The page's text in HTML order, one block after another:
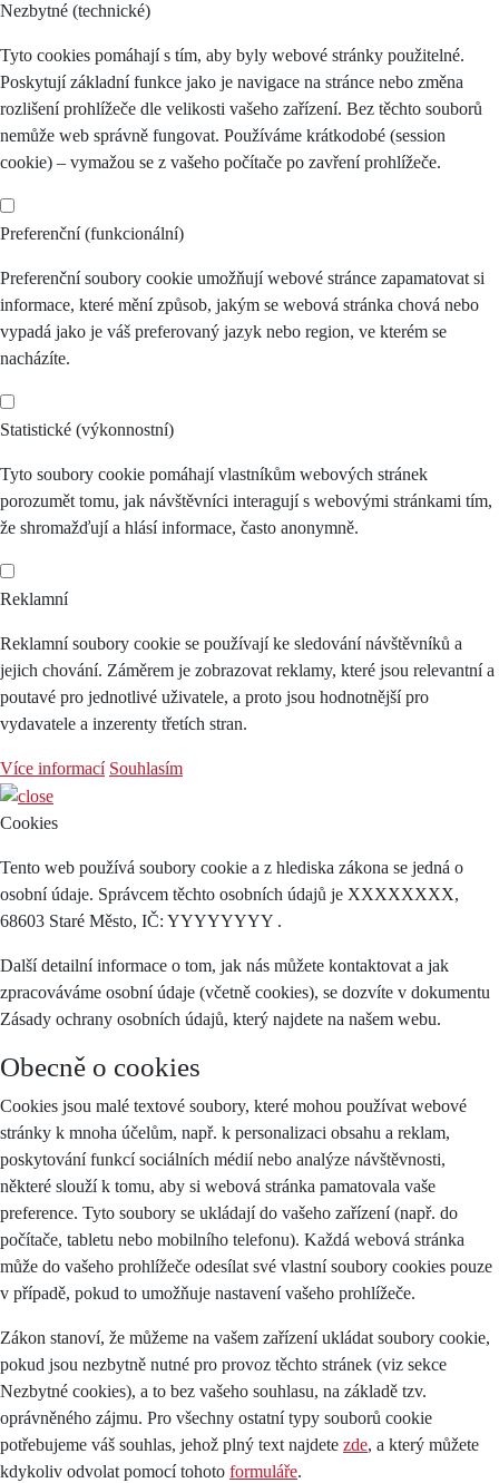
Nezbytné (technické)
Tyto cookies pomáhají s tím, aby byly webové stránky použitelné.
Poskytují základní funkce jako je navigace na stránce nebo změna
rozlišení prohlížeče dle velikosti vašeho zařízení. Bez těchto souborů
nemůže web správně fungovat. Používáme krátkodobé (session
cookie) – vymažou se z vašeho počítače po zavření prohlížeče.
Preferenční (funkcionální)
Preferenční soubory cookie umožňují webové stránce zapamatovat si
informace, které mění způsob, jakým se webová stránka chová nebo
vypadá jako je váš preferovaný jazyk nebo region, ve kterém se
nacházíte.
Statistické (výkonnostní)
Tyto soubory cookie pomáhají vlastníkům webových stránek
porozumět tomu, jak návštěvníci interagují s webovými stránkami tím,
že shromažďují a hlásí informace, často anonymně.
Reklamní
Reklamní soubory cookie se používají ke sledování návštěvníků a
jejich chování. Záměrem je zobrazovat reklamy, které jsou relevantní a
poutavé pro jednotlivé uživatele, a proto jsou hodnotnější pro
vydavatele a inzerenty třetích stran.
Více informací Souhlasím
Cookies
Tento web používá soubory cookie a z hlediska zákona se jedná o
osobní údaje. Správcem těchto osobních údajů je XXXXXXXX,
68603 Staré Město, IČ: YYYYYYYY .
Další detailní informace o tom, jak nás můžete kontaktovat a jak
zpracováváme osobní údaje (včetně cookies), se dozvíte v dokumentu
Zásady ochrany osobních údajů, který najdete na našem webu.
Obecně o cookies
Cookies jsou malé textové soubory, které mohou používat webové
stránky k mnoha účelům, např. k personalizaci obsahu a reklam,
poskytování funkcí sociálních médií nebo analýze návštěvnosti,
některé slouží k tomu, aby si webová stránka pamatovala vaše
preference. Tyto soubory se ukládají do vašeho zařízení (např. do
počítače, tabletu nebo mobilního telefonu). Každá webová stránka
může do vašeho prohlížeče odesílat své vlastní soubory cookies pouze
v případě, pokud to umožňuje nastavení vašeho prohlížeče.
Zákon stanoví, že můžeme na vašem zařízení ukládat soubory cookie,
pokud jsou nezbytně nutné pro provoz těchto stránek (viz sekce
Nezbytné cookies), a to bez vašeho souhlasu, na základě tzv.
oprávněného zájmu. Pro všechny ostatní typy souborů cookie
potřebujeme váš souhlas, jehož plný text najdete zde, a který můžete
kdykoliv odvolat pomocí tohoto formuláře.